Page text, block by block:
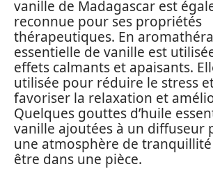
vanille de Madagascar est
reconnue pour ses propriétés
thérapeutiques. En
essentielle de vanille est
effets calmants et apaisants.
utilisée pour réduire le stress
favoriser la relaxation et
Quelques gouttes d’huile
vanille ajoutées à un diffuseur
une atmosphère de
être dans une pièce.